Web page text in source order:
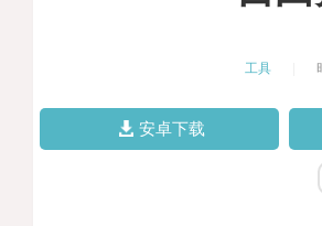
工具
安卓下载